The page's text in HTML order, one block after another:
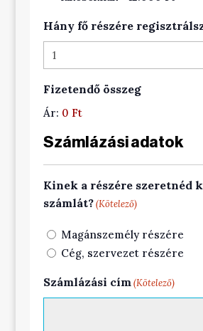
Hány fő részére
Fizetendő összeg
Ár: 0 Ft
Számlázási adatok
Kinek a részére szeretnéd
számlát? (Kötelező)
Magánszemély részére
Cég, szervezet részére
Számlázási cím (Kötelező)